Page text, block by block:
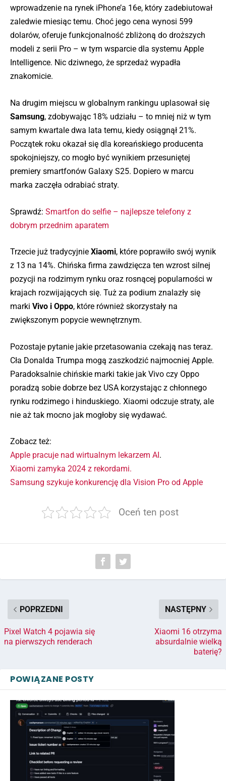
wprowadzenie na rynek iPhone’a 16e, który zadebiutował
zaledwie miesiąc temu. Choć jego cena wynosi 599
dolarów, oferuje funkcjonalność zbliżoną do droższych
modeli z serii Pro – w tym wsparcie dla systemu Apple
Intelligence. Nic dziwnego, że sprzedaż wypadła
znakomicie.
Na drugim miejscu w globalnym rankingu uplasował się
Samsung, zdobywając 18% udziału – to mniej niż w tym
samym kwartale dwa lata temu, kiedy osiągnął 21%.
Początek roku okazał się dla koreańskiego producenta
spokojniejszy, co mogło być wynikiem przesuniętej
premiery smartfonów Galaxy S25. Dopiero w marcu
marka zaczęła odrabiać straty.
Sprawdź: Smartfon do selfie – najlepsze telefony z
dobrym przednim aparatem
Trzecie już tradycyjnie Xiaomi, które poprawiło swój wynik
z 13 na 14%. Chińska firma zawdzięcza ten wzrost silnej
pozycji na rodzimym rynku oraz rosnącej popularności w
krajach rozwijających się. Tuż za podium znalazły się
marki Vivo i Oppo, które również skorzystały na
zwiększonym popycie wewnętrznym.
Pozostaje pytanie jakie przetasowania czekają nas teraz.
Cła Donalda Trumpa mogą zaszkodzić najmocniej Apple.
Paradoksalnie chińskie marki takie jak Vivo czy Oppo
poradzą sobie dobrze bez USA korzystając z chłonnego
rynku rodzimego i hinduskiego. Xiaomi odczuje straty, ale
nie aż tak mocno jak mogłoby się wydawać.
Zobacz też:
Apple pracuje nad wirtualnym lekarzem AI .
Xiaomi zamyka 2024 z rekordami.
Samsung szykuje konkurencję dla Vision Pro od Apple
Oceń ten post
POPRZEDNI
Pixel Watch 4 pojawia się
na pierwszych renderach
NASTĘPNY
Xiaomi 16 otrzyma
absurdalnie wielką
baterię?
POWIĄZANE POSTY